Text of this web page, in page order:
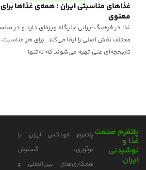
غذاهای مناسبتی ایران ؛ همه‌ی غذاها برای
معنوی
غذا در فرهنگ ایرانی جایگاه ویژه‌ای دارد و در
مختلف نقش اصلی را ایفا می‌کند. برای هر
تاریخچه‌ای غنی تهیه می‌شوند که نه‌تنها
پلتفرم صنعت
غذا و
نوشیدنی
ایران
پلتفرم فودکس ایران با
نوآوری، گسترش
همکاری‌های بین‌المللی و